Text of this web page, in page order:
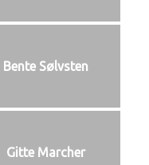
Bente Sølvsten
Gitte Marcher